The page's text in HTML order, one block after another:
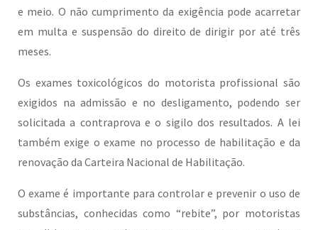
e meio. O não cumprimento da exigência pode acarretar
em multa e suspensão do direito de dirigir por até três
meses.
Os exames toxicológicos do motorista profissional são
exigidos na admissão e no desligamento, podendo ser
solicitada a contraprova e o sigilo dos resultados. A lei
também exige o exame no processo de habilitação e da
renovação da Carteira Nacional de Habilitação.
O exame é importante para controlar e prevenir o uso de
substâncias, conhecidas como “rebite”, por motoristas